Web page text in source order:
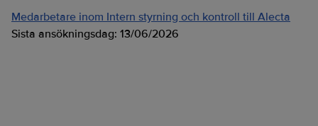
Medarbetare inom Intern styrning och kontroll till Alecta
Sista ansökningsdag: 13/06/2026